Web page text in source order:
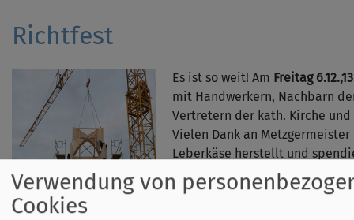
Richtfest
Es ist so weit! Am Freitag
mit Handwerkern, Nachbarn
Vertretern der kath. Kirche und
Vielen Dank an
Leberkäse herstellt und
Wer es sich zu dieser Uhrzeit
eingeladen, vorbeizuschauen.
Verwendung von
Cookies